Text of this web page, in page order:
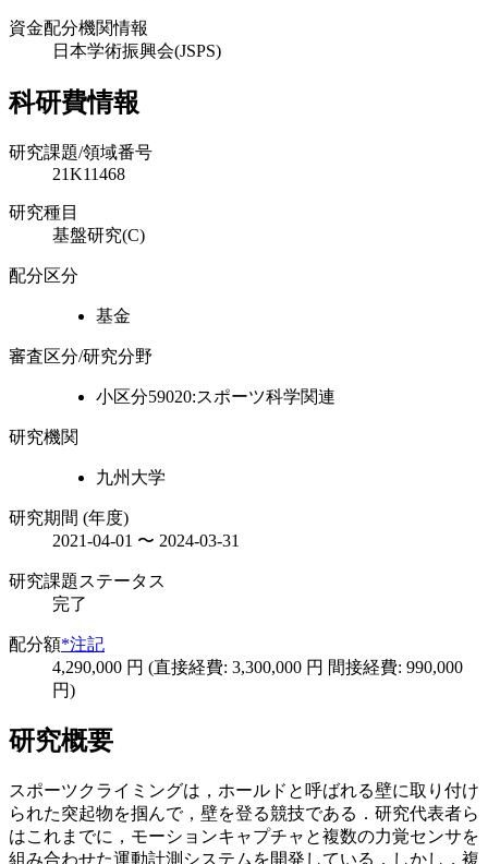
資金配分機関情報
日本学術振興会(JSPS)
科研費情報
研究課題/領域番号
21K11468
研究種目
基盤研究(C)
配分区分
基金
審査区分/研究分野
小区分59020:スポーツ科学関連
研究機関
九州大学
研究期間 (年度)
2021-04-01 〜 2024-03-31
研究課題ステータス
完了
配分額*注記
4,290,000 円 (直接経費: 3,300,000 円 間接経費: 990,000
円)
研究概要
スポーツクライミングは，ホールドと呼ばれる壁に取り付け
られた突起物を掴んで，壁を登る競技である．研究代表者ら
はこれまでに，モーションキャプチャと複数の力覚センサを
組み合わせた運動計測システムを開発している．しかし，複